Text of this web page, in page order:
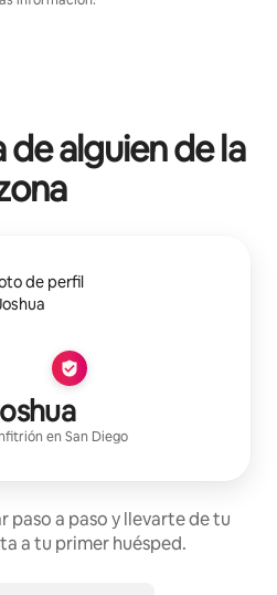
de alguien de la
en San Diego
paso a paso y llevarte de tu
a tu primer huésped.